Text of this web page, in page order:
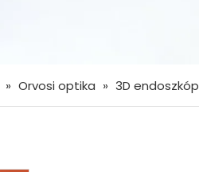
» Orvosi optika » 3D endoszkóp